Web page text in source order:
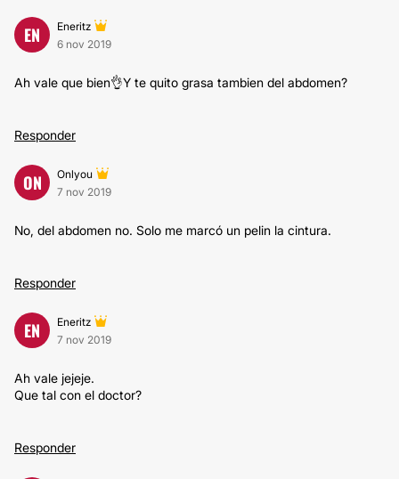
EN
Eneritz
6 nov 2019
Ah vale que bien👌Y te quito grasa tambien del abdomen?
Responder
ON
Onlyou
7 nov 2019
No, del abdomen no. Solo me marcó un pelin la cintura.
Responder
EN
Eneritz
7 nov 2019
Ah vale jejeje.
Que tal con el doctor?
Responder